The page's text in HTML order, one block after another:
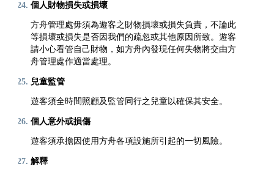
個人財物損失或損壞
方舟管理處毋須為遊客之財物損壞或損失負責，不論此
等損壞或損失是否因我們的疏忽或其他原因所致。遊客
請小心看管自己財物，如方舟內發現任何失物將交由方
舟管理處作適當處理。
兒童監管
遊客須全時間照顧及監管同行之兒童以確保其安全。
個人意外或損傷
遊客須承擔因使用方舟各項設施所引起的一切風險。
解釋